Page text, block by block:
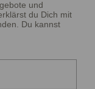
und
du Dich mit
Du kannst